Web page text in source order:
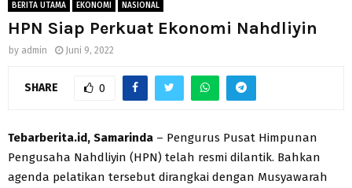
BERITA UTAMA EKONOMI NASIONAL
HPN Siap Perkuat Ekonomi Nahdliyin
by admin Juni 9, 2022
SHARE 0
Tebarberita.id, Samarinda – Pengurus Pusat Himpunan
Pengusaha Nahdliyin (HPN) telah resmi dilantik. Bahkan
agenda pelatikan tersebut dirangkai dengan Musyawarah